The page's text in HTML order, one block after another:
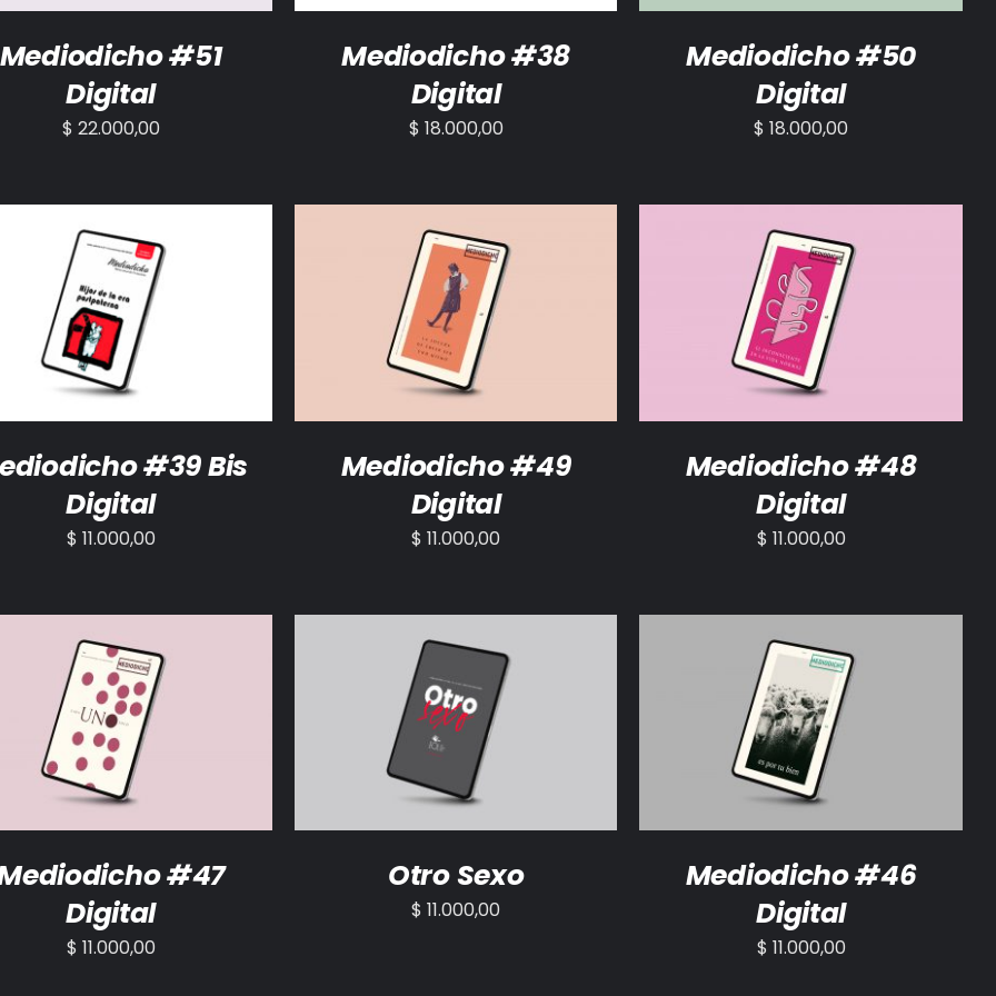
Mediodicho #51
Digital
$ 22.000,00
Mediodicho #38
Digital
$ 18.000,00
Mediodicho #50
Digital
$ 18.000,00
AL CARRITO /
#39 Bis
Digital
$ 11.000,00
AÑADIR AL CARRITO /
Mediodicho #49
Digital
$ 11.000,00
AÑADIR AL CARRITO /
Mediodicho #48
Digital
$ 11.000,00
AL CARRITO /
#47
Digital
$ 11.000,00
AÑADIR AL CARRITO /
Otro Sexo
$ 11.000,00
AÑADIR AL CARRITO
Mediodicho #46
Digital
$ 11.000,00